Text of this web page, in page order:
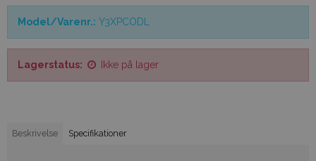
Model/Varenr.: Y3XPCODL
Lagerstatus: Ikke på lager
Beskrivelse Specifikationer